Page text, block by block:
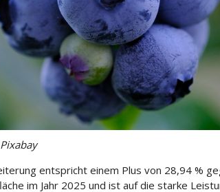
entspricht einem Plus von 28,94 %
im Jahr 2025 und ist auf die starke